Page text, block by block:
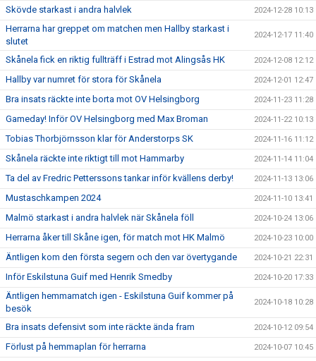
Skövde starkast i andra halvlek 2024-12-28 10:13
Herrarna har greppet om matchen men Hallby starkast i
slutet
2024-12-17 11:40
Skånela fick en riktig fullträff i Estrad mot Alingsås HK 2024-12-08 12:12
Hallby var numret för stora för Skånela 2024-12-01 12:47
Bra insats räckte inte borta mot OV Helsingborg 2024-11-23 11:28
Gameday! Inför OV Helsingborg med Max Broman 2024-11-22 10:13
Tobias Thorbjörnsson klar för Anderstorps SK 2024-11-16 11:12
Skånela räckte inte riktigt till mot Hammarby 2024-11-14 11:04
Ta del av Fredric Petterssons tankar inför kvällens derby! 2024-11-13 13:06
Mustaschkampen 2024 2024-11-10 13:41
Malmö starkast i andra halvlek när Skånela föll 2024-10-24 13:06
Herrarna åker till Skåne igen, för match mot HK Malmö 2024-10-23 10:00
Äntligen kom den första segern och den var övertygande 2024-10-21 22:31
Inför Eskilstuna Guif med Henrik Smedby 2024-10-20 17:33
Äntligen hemmamatch igen - Eskilstuna Guif kommer på
besök
2024-10-18 10:28
Bra insats defensivt som inte räckte ända fram 2024-10-12 09:54
Förlust på hemmaplan för herrarna 2024-10-07 10:45